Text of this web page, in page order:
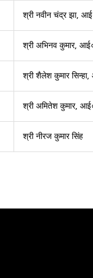
श्री नवीन चंद्र झा,
श्री अभिनव कुमार,
श्री शैलेश कुमार
श्री अमितेश कुमार,
श्री नीरज कुमार सिंह